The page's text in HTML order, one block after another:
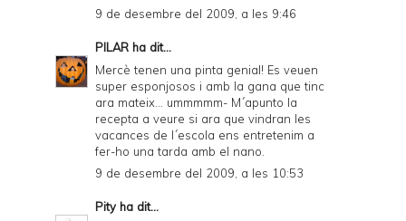
9 de desembre del 2009, a les 9:46
PILAR ha dit...
Mercè tenen una pinta genial! Es veuen
super esponjosos i amb la gana que tinc
ara mateix... ummmmm- M´apunto la
recepta a veure si ara que vindran les
vacances de l´escola ens entretenim a
fer-ho una tarda amb el nano.
9 de desembre del 2009, a les 10:53
Pityha dit...